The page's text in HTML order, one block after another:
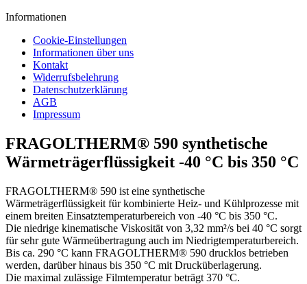
Informationen
Cookie-Einstellungen
Informationen über uns
Kontakt
Widerrufsbelehrung
Datenschutzerklärung
AGB
Impressum
FRAGOLTHERM® 590 synthetische
Wärmeträgerflüssigkeit -40 °C bis 350 °C
FRAGOLTHERM® 590 ist eine synthetische
Wärmeträgerflüssigkeit für kombinierte Heiz- und Kühlprozesse mit
einem breiten Einsatztemperaturbereich von -40 °C bis 350 °C.
Die niedrige kinematische Viskosität von 3,32 mm²/s bei 40 °C sorgt
für sehr gute Wärmeübertragung auch im Niedrigtemperaturbereich.
Bis ca. 290 °C kann FRAGOLTHERM® 590 drucklos betrieben
werden, darüber hinaus bis 350 °C mit Drucküberlagerung.
Die maximal zulässige Filmtemperatur beträgt 370 °C.